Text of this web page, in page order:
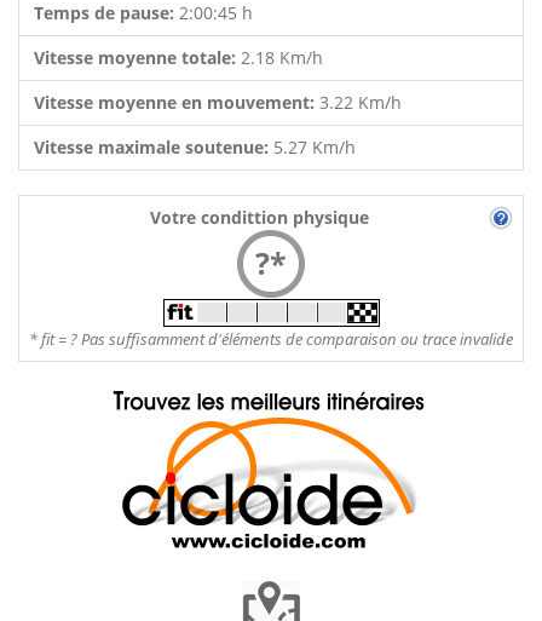
Temps de pause: 2:00:45 h
Vitesse moyenne totale: 2.18 Km/h
Vitesse moyenne en mouvement: 3.22 Km/h
Vitesse maximale soutenue: 5.27 Km/h
Votre condittion physique
?*
* fit = ? Pas suffisamment d'éléments de comparaison ou trace invalide